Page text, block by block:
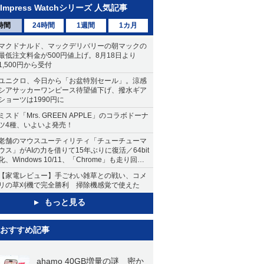
Impress Watchシリーズ 人気記事
間 24時間 1週間 1カ月
クドナルド、マックデリバリーの朝マックの
低注文料金が500円値上げ。8月18日より
円から受付
ニクロ、今日から「お盆特別セール」。涼感
アサッカーワンピース待望値下げ、撥水ギア
ョーツは1990円に
スド「Mrs. GREEN APPLE」のコラボドーナ
4種、いよいよ発売！
舗のマウスユーティリティ「チューチューマ
ス」がAIの力を借りて15年ぶりに復活／64bit
、Windows 10/11、「Chrome」も走り回
。復活記念で2026年末まで500円
家電レビュー】手ごわい雑草との戦い、コメ
の草刈機で完全勝利 掃除機感覚で使えた
もっと見る
おすすめ記事
ahamo 40GB増量の謎 密か